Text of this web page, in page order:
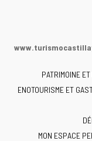
PATRIMOINE
ENOTOURISME ET
MON ESPACE